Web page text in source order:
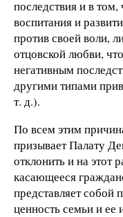
последствия и в том,
воспитания и
против своей воли,
отцовской любви,
негативным
другими типами
т. д.).
По всем этим
призывает Палату
отклонить и на этот
касающееся
представляет
ценность семьи и ее